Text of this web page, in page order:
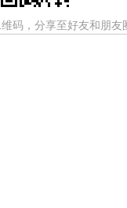
码，分享至好友和朋友